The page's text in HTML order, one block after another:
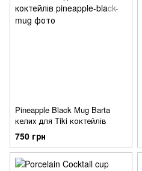
Pineapple Black Mug Barta
келих для Tiki коктейлів
750 грн